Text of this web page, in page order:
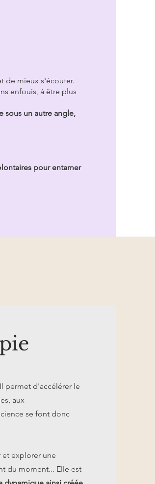
de mieux s'écouter.
enfouis, à être plus
sous un autre angle,
pour entamer
permet d'accélérer le
aux
se font donc
et explorer une
du moment... Elle est